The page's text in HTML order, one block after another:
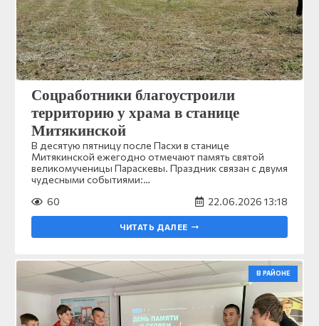
Соцработники благоустроили
территорию у храма в станице
Митякинской
В десятую пятницу после Пасхи в станице
Митякинской ежегодно отмечают память святой
великомученицы Параскевы. Праздник связан с двумя
чудесными событиями:…
60
22.06.2026 13:18
ЧИТАТЬ ДАЛЕЕ
В РАЙОНЕ